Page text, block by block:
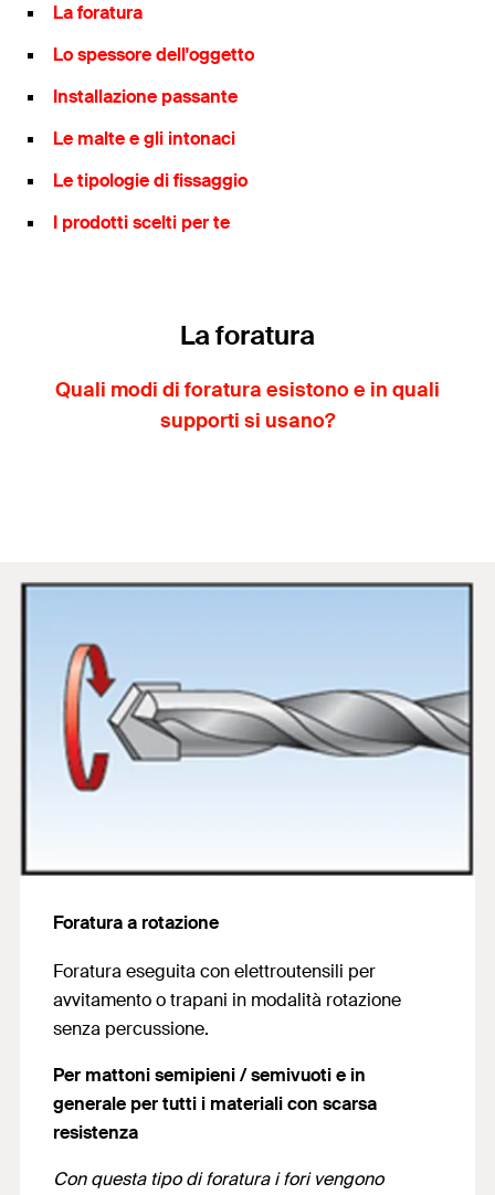
La foratura
Lo spessore dell'oggetto
Installazione passante
Le malte e gli intonaci
Le tipologie di fissaggio
I prodotti scelti per te
La foratura
Quali modi di foratura esistono e in quali
supporti si usano?
Foratura a rotazione
Foratura eseguita con elettroutensili per
avvitamento o trapani in modalità rotazione
senza percussione.
Per mattoni semipieni / semivuoti e in
generale per tutti i materiali con scarsa
resistenza
Con questa tipo di foratura i fori vengono